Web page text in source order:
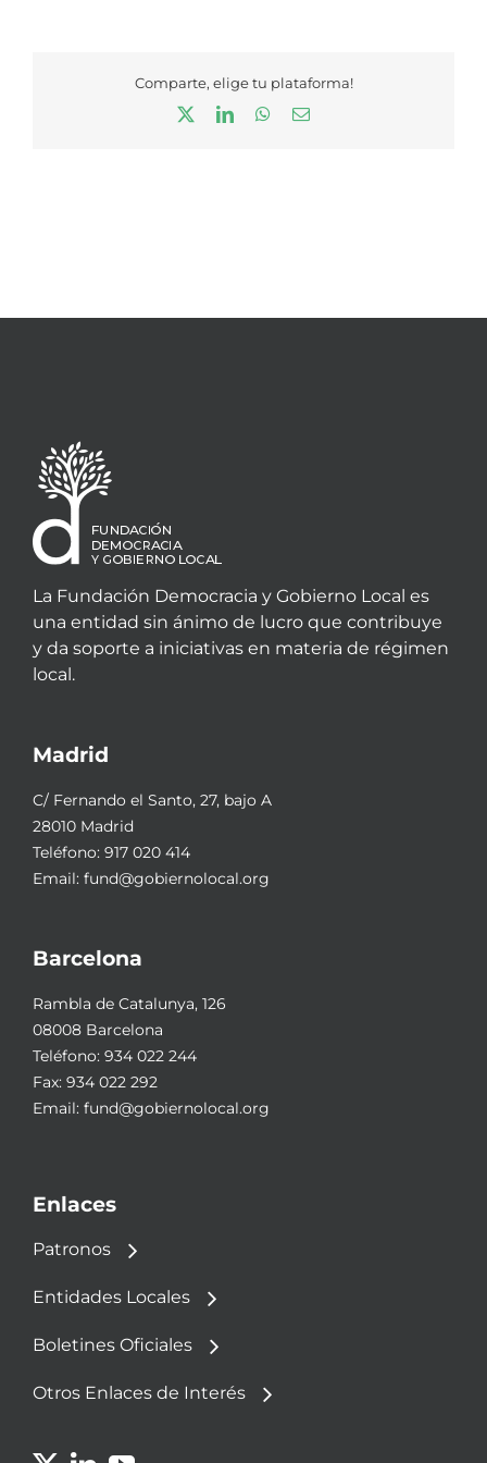
Comparte, elige tu plataforma!
LinkedInWhatsApp
Correo
La Fundación Democracia y Gobierno Local es
una entidad sin ánimo de lucro que contribuye
y da soporte a iniciativas en materia de régimen
local.
Madrid
C/ Fernando el Santo, 27, bajo A
28010 Madrid
Teléfono: 917 020 414
Email: fund@gobiernolocal.org
Barcelona
Rambla de Catalunya, 126
08008 Barcelona
Teléfono: 934 022 244
Fax: 934 022 292
Email: fund@gobiernolocal.org
Enlaces
Patronos
Entidades Locales
Boletines Oficiales
Otros Enlaces de Interés